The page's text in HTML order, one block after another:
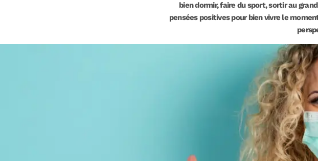
bien dormir, faire du sport, sortir au
pensées positives pour bien vivre le